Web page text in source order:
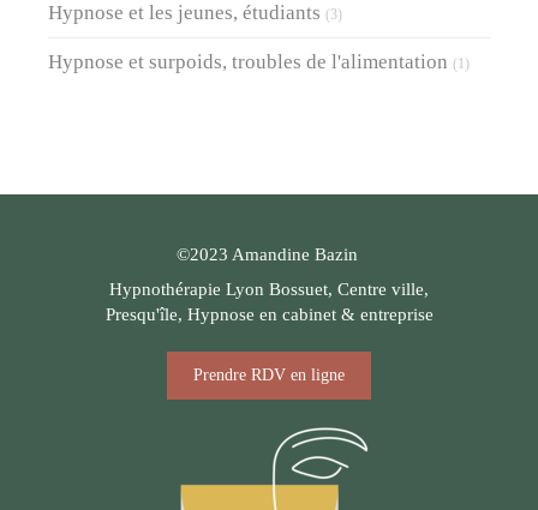
Hypnose et les jeunes, étudiants (3)
Hypnose et surpoids, troubles de l'alimentation (1)
©2023 Amandine Bazin
Hypnothérapie Lyon Bossuet, Centre ville,
Presqu'île, Hypnose en cabinet & entreprise
Prendre RDV en ligne